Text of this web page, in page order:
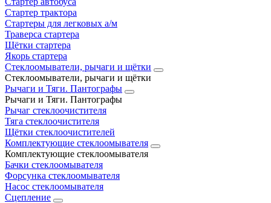
Стартер трактора
Стартеры для легковых а/м
Траверса стартера
Щётки стартера
Якорь стартера
Стеклоомыватели, рычаги и щётки
Стеклоомыватели, рычаги и щётки
Рычаги и Тяги. Пантографы
Рычаги и Тяги. Пантографы
Рычаг стеклоочистителя
Тяга стеклоочистителя
Щётки стеклоочистителей
Комплектующие стеклоомывателя
Комплектующие стеклоомывателя
Бачки стеклоомывателя
Форсунка стеклоомывателя
Насос стеклоомывателя
Сцепление